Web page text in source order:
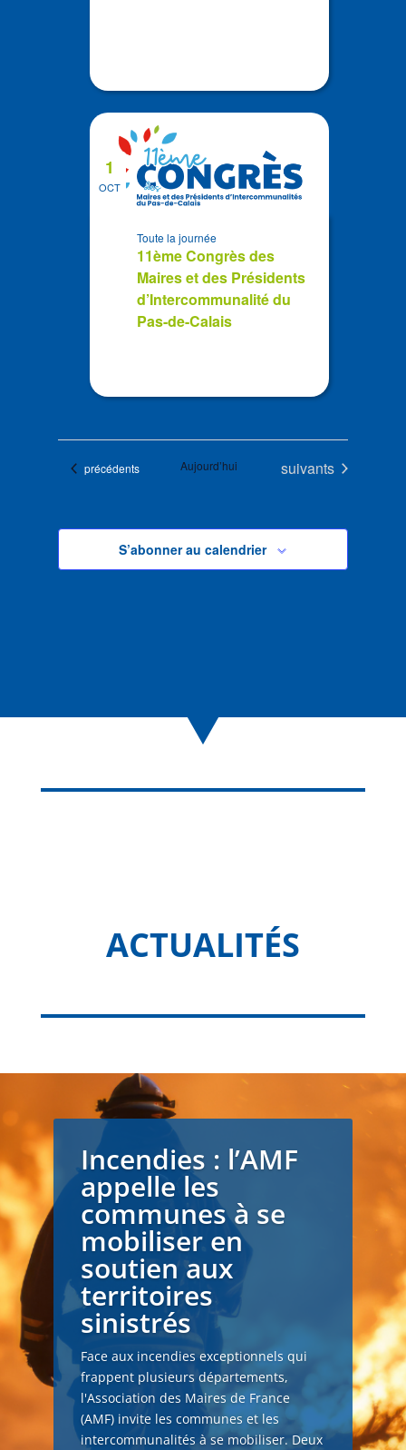
OCT
1
11ème Congrès des
Maires et des Présidents
d’Intercommunalité du
Pas-de-Calais
Toute la journée
Évènements
précédents Aujourd’hui Évènements
suivants
S’abonner au calendrier
ACTUALITÉS
Incendies : l’AMF
appelle les
communes à se
mobiliser en
soutien aux
territoires
sinistrés
Face aux incendies exceptionnels qui
frappent plusieurs départements,
l'Association des Maires de France
(AMF) invite les communes et les
intercommunalités à se mobiliser. Deux